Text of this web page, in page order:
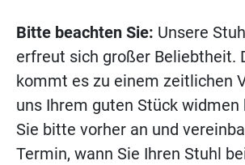
Bitte beachten Sie: Unsere
erfreut sich großer Beliebtheit.
kommt es zu einem zeitlichen
uns Ihrem guten Stück widmen
Sie bitte vorher an und
Termin, wann Sie Ihren Stuhl